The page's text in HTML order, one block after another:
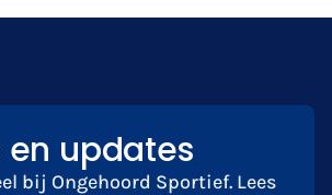
en updates
bij Ongehoord Sportief. Lees